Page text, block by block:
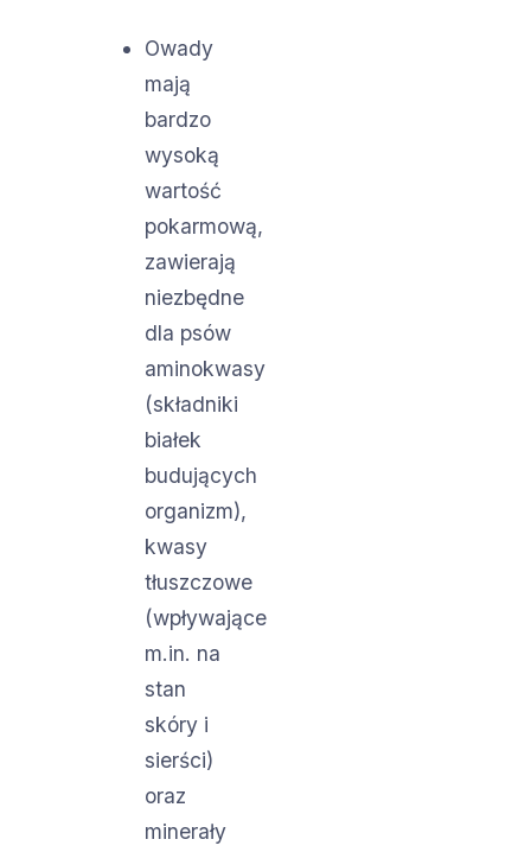
Owady
mają
bardzo
wysoką
wartość
pokarmową,
zawierają
niezbędne
dla psów
aminokwasy
(składniki
białek
budujących
organizm),
kwasy
tłuszczowe
(wpływające
m.in. na
stan
skóry i
sierści)
oraz
minerały